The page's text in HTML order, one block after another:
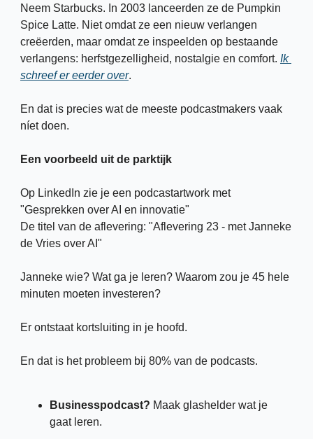
Neem Starbucks. In 2003 lanceerden ze de Pumpkin
Spice Latte. Niet omdat ze een nieuw verlangen
creëerden, maar omdat ze inspeelden op bestaande
verlangens: herfstgezelligheid, nostalgie en comfort. Ik
schreef er eerder over.
En dat is precies wat de meeste podcastmakers vaak
níet doen.
Een voorbeeld uit de parktijk
Op LinkedIn zie je een podcastartwork met
"Gesprekken over AI en innovatie"
De titel van de aflevering: "Aflevering 23 - met Janneke
de Vries over AI"
Janneke wie? Wat ga je leren? Waarom zou je 45 hele
minuten moeten investeren?
Er ontstaat kortsluiting in je hoofd.
En dat is het probleem bij 80% van de podcasts.
Businesspodcast? Maak glashelder wat je
gaat leren.